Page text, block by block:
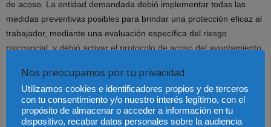
de acoso. La entidad demandada debió implementar todas las
medidas preventivas posibles para brindar una protección eficaz al
trabajador, mediante una evaluación específica del riesgo
psicosocial, y debió activar el protocolo de acoso del ayuntamiento,
especialmente considerando que el demandante estuvo en
situación de incapacidad temporal durante casi un año, lo cual
constituye un indicio razonable de la situación de acoso
denunciada. Además, el propio trabajador denunció la misma
Nos preocupamos por tu privacidad
Utilizamos cookies e identificadores propios y de terceros
con tu consentimiento y/o nuestro interés legítimo, con el
propósito de almacenar o acceder a información en tu
dispositivo, recabar datos personales sobre la audiencia